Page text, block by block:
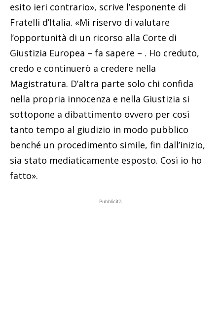
esito ieri contrario», scrive l’esponente di
Fratelli d’Italia. «Mi riservo di valutare
l’opportunità di un ricorso alla Corte di
Giustizia Europea – fa sapere – . Ho creduto,
credo e continuerò a credere nella
Magistratura. D’altra parte solo chi confida
nella propria innocenza e nella Giustizia si
sottopone a dibattimento ovvero per così
tanto tempo al giudizio in modo pubblico
benché un procedimento simile, fin dall’inizio,
sia stato mediaticamente esposto. Così io ho
fatto».
Pubblicità